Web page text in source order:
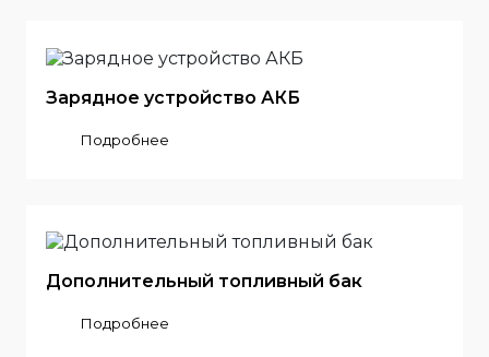
Зарядное устройство АКБ
Подробнее
Дополнительный топливный бак
Подробнее